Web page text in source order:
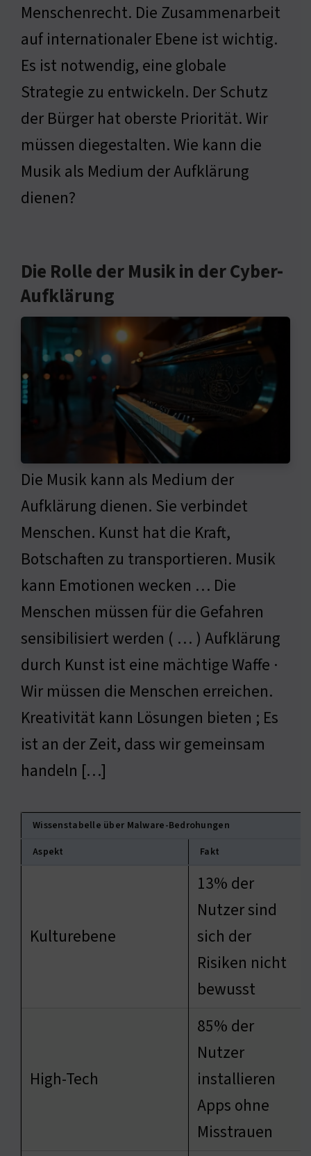
Menschenrecht. Die Zusammenarbeit
auf internationaler Ebene ist wichtig.
Es ist notwendig, eine globale
Strategie zu entwickeln. Der Schutz
der Bürger hat oberste Priorität. Wir
müssen diegestalten. Wie kann die
Musik als Medium der Aufklärung
dienen?
Die Rolle der Musik in der Cyber-
Aufklärung
Die Musik kann als Medium der
Aufklärung dienen. Sie verbindet
Menschen. Kunst hat die Kraft,
Botschaften zu transportieren. Musik
kann Emotionen wecken … Die
Menschen müssen für die Gefahren
sensibilisiert werden ( … ) Aufklärung
durch Kunst ist eine mächtige Waffe ·
Wir müssen die Menschen erreichen.
Kreativität kann Lösungen bieten ; Es
ist an der Zeit, dass wir gemeinsam
handeln […]
Wissenstabelle über Malware-Bedrohungen
Aspekt
Fakt
Kulturebene
13% der
Nutzer sind
sich der
Risiken nicht
bewusst
High-Tech
85% der
Nutzer
installieren
Apps ohne
Misstrauen